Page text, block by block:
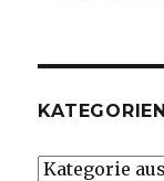
KATEGORIEN
Kategorien